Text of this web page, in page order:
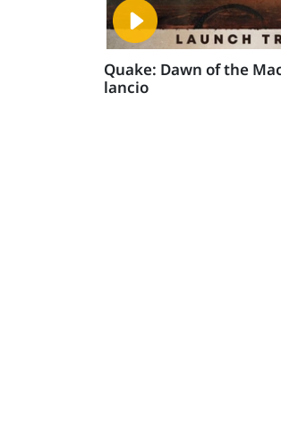
Quake: Dawn of the
lancio